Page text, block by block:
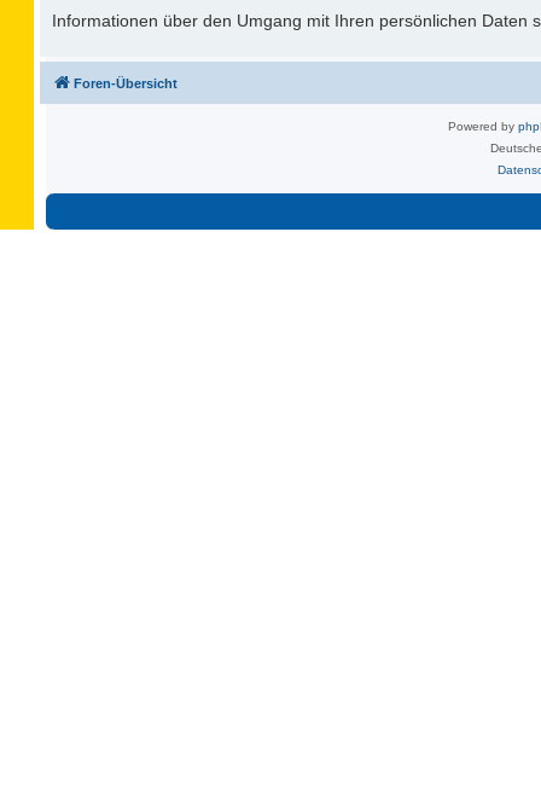
Informationen über den Umgang mit Ihren persönlichen Daten
Foren-Übersicht
Powered by